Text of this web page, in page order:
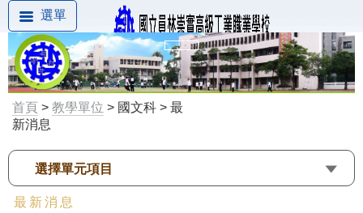
選單
首頁 > 教學單位 > 國文科 > 最
新消息
選擇單元項目
最新消息